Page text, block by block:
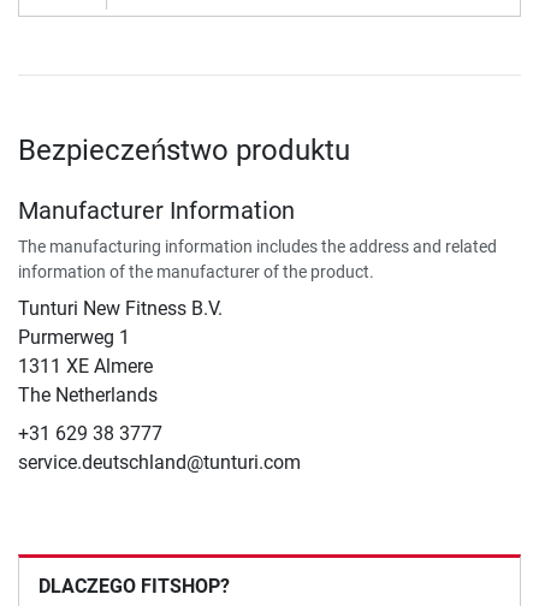
Bezpieczeństwo produktu
Manufacturer Information
The manufacturing information includes the address and related
information of the manufacturer of the product.
Tunturi New Fitness B.V.
​Purmerweg 1
1311 XE Almere
The Netherlands
+31 629 38 3777
service.deutschland@tunturi.com
DLACZEGO FITSHOP?